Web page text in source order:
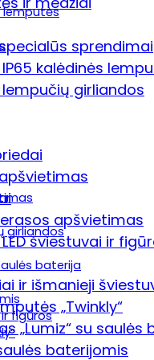
sprendimai
kalėdinės
girliandos
apšvietimas
šviestuvai ir
ir išmanieji
„Twinkly“
„Lumiz“ su saulės
baterijomis
lemputės
girliandos
baterija
figūros